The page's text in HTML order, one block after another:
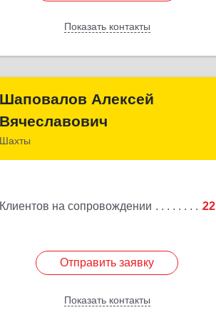
Показать контакты
Назад
Шаповалов Алексей
Вячеславович
Шахты
Клиентов на сопровождении 22
Отправить заявку
Показать контакты
Шаповалов Алексей
Вячеславович
Отправить заявку
Назад